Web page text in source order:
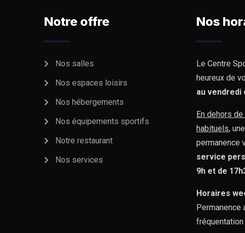
Notre offre
Nos salles
Nos espaces loisirs
Nos hébergements
Nos équipements sportifs
Notre restaurant
Nos services
Nos
Le Centre
heureux de
au vendredi
En dehors
habituels,
permanence
service
9h et de
Horaires
Permanence
fréquentation